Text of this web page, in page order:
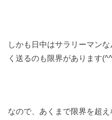
しかも日中はサラリーマン
く送るのも限界があります
なので、あくまで限界を超